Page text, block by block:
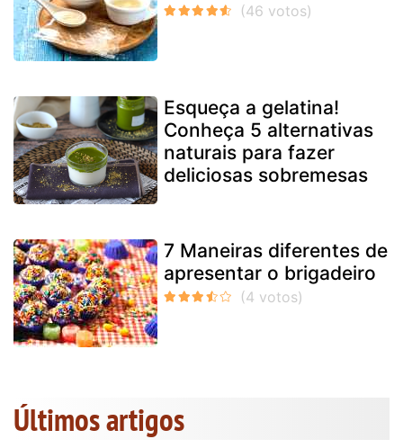
Esqueça a gelatina!
Conheça 5 alternativas
naturais para fazer
deliciosas sobremesas
7 Maneiras diferentes de
apresentar o brigadeiro
Últimos artigos